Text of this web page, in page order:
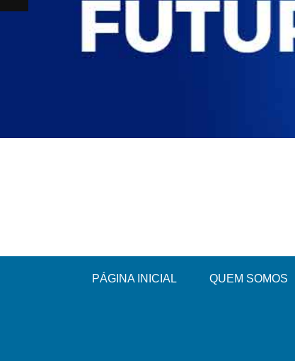
PÁGINA INICIAL QUEM SOMOS